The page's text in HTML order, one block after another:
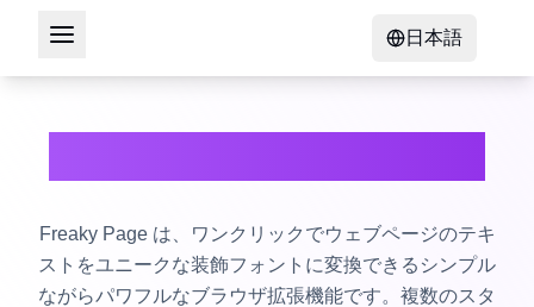
日本語
Freaky Page は、ワンクリックでウェブページのテキ
ストをユニークな装飾フォントに変換できるシンプル
ながらパワフルなブラウザ拡張機能です。複数のスタ